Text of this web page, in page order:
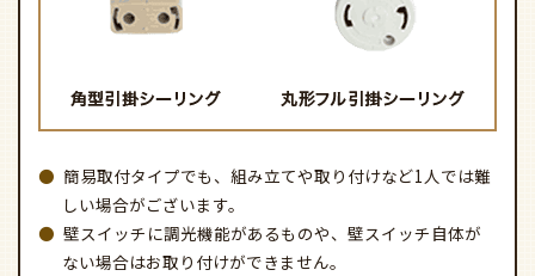
簡易取付タイプでも、組み立てや取り付けなど1人では難
しい場合がございます。
壁スイッチに調光機能があるものや、壁スイッチ自体が
ない場合はお取り付けができません。